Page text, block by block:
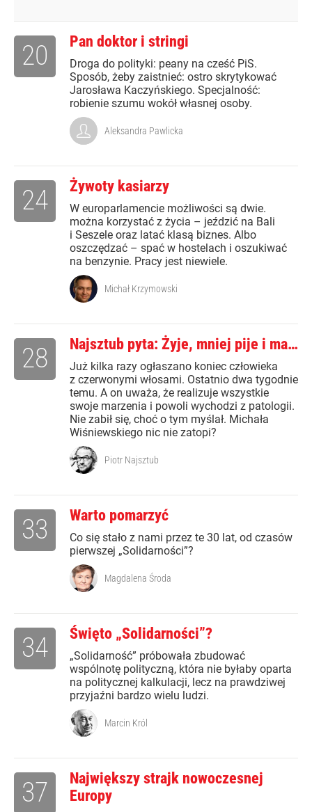
Pan doktor i stringi
Droga do polityki: peany na cześć PiS.
Sposób, żeby zaistnieć: ostro skrytykować
Jarosława Kaczyńskiego. Specjalność:
robienie szumu wokół własnej osoby.
20
Aleksandra Pawlicka
Żywoty kasiarzy
W europarlamencie możliwości są dwie.
można korzystać z życia – jeździć na Bali
i Seszele oraz latać klasą biznes. Albo
oszczędzać – spać w hostelach i oszukiwać
na benzynie. Pracy jest niewiele.
24
Michał Krzymowski
Najsztub pyta: Żyje, mniej pije i ma…
Już kilka razy ogłaszano koniec człowieka
z czerwonymi włosami. Ostatnio dwa tygodnie
temu. A on uważa, że realizuje wszystkie
swoje marzenia i powoli wychodzi z patologii.
Nie zabił się, choć o tym myślał. Michała
Wiśniewskiego nic nie zatopi?
28
Piotr Najsztub
Warto pomarzyć
Co się stało z nami przez te 30 lat, od czasów
pierwszej „Solidarności”?
33
Magdalena Środa
Święto „Solidarności”?
„Solidarność” próbowała zbudować
wspólnotę polityczną, która nie byłaby oparta
na politycznej kalkulacji, lecz na prawdziwej
przyjaźni bardzo wielu ludzi.
34
Marcin Król
Największy strajk nowoczesnej
Europy
37